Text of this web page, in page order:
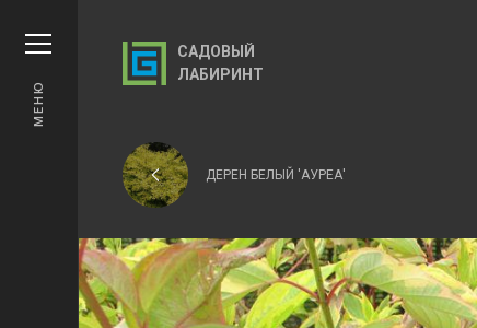
САДОВЫЙ
ЛАБИРИНТ
ДЕРЕН БЕЛЫЙ 'АУРЕА'
МЕНЮ